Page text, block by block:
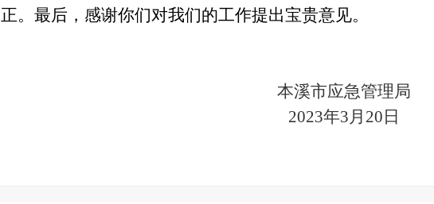
正。最后，感谢你们对我们的工作提出宝贵意见。
本溪市应急管理局
2023年3月 20 日